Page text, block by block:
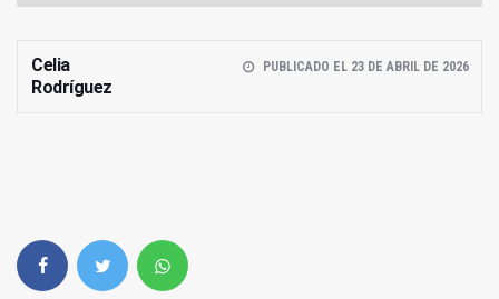
Celia
Rodríguez
PUBLICADO EL 23 DE ABRIL DE 2026